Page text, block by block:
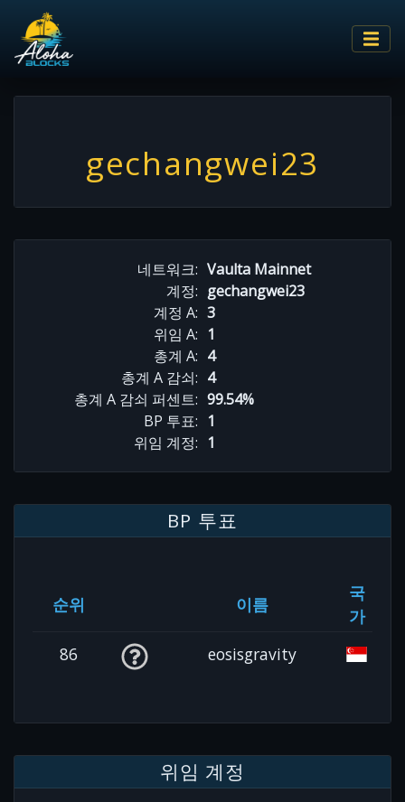
gechangwei23
네트워크: Vaulta Mainnet
계정: gechangwei23
계정 A: 3
위임 A: 1
총계 A: 4
총계 A 감쇠: 4
총계 A 감쇠 퍼센트: 99.54%
BP 투표: 1
위임 계정: 1
BP 투표
순위 이름
국
가
86
eosisgravity
위임 계정